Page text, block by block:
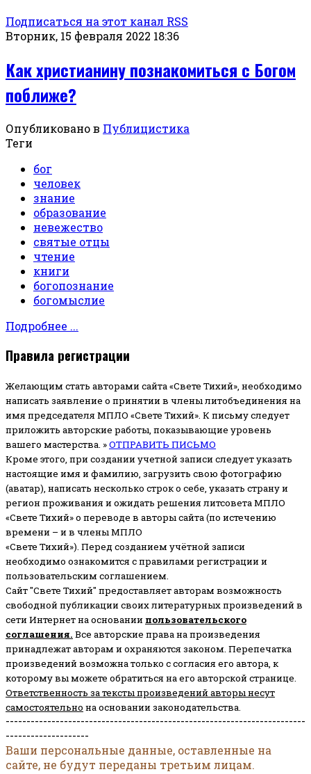
Подписаться на этот канал RSS
Вторник, 15 февраля 2022 18:36
Как христианину познакомиться с Богом
поближе?
Опубликовано в Публицистика
Теги
бог
человек
знание
образование
невежество
святые отцы
чтение
книги
богопознание
богомыслие
Подробнее ...
Правила регистрации
Желающим стать авторами сайта «Свете Тихий», необходимо
написать заявление о принятии в члены литобъединения на
имя председателя МПЛО «Свете Тихий». К письму следует
приложить авторские работы, показывающие уровень
вашего мастерства. »ОТПРАВИТЬ ПИСЬМО
Кроме этого, при создании учетной записи следует указать
настоящие имя и фамилию, загрузить свою фотографию
(аватар), написать несколько строк о себе, указать страну и
регион проживания и ожидать решения литсовета МПЛО
«Свете Тихий» о переводе в авторы сайта (по истечению
времени – и в члены МПЛО
«Свете Тихий»). Перед созданием учётной записи
необходимо ознакомится с правилами регистрации и
пользовательским соглашением.
Сайт "Свете Тихий" предоставляет авторам возможность
свободной публикации своих литературных произведений в
сети Интернет на основании пользовательского
соглашения. Все авторские права на произведения
принадлежат авторам и охраняются законом. Перепечатка
произведений возможна только с согласия его автора, к
которому вы можете обратиться на его авторской странице.
Ответственность за тексты произведений авторы несут
самостоятельно на основании законодательства.
------------------------------------------------------------------------
--------------------
Ваши персональные данные, оставленные на
сайте, не будут переданы третьим лицам.